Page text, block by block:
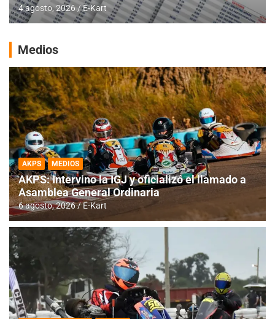
4 agosto, 2026 E-Kart
Medios
AKPS MEDIOS
AKPS: Intervino la IGJ y oficializó el llamado a
Asamblea General Ordinaria
6 agosto, 2026 E-Kart